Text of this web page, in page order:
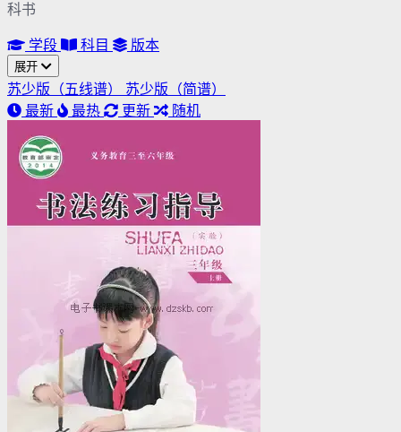
科书
学段 科目 版本
展开
苏少版（五线谱） 苏少版（简谱）
最新
最热 更新 随机